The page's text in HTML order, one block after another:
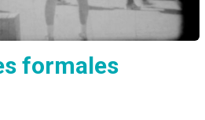
formales